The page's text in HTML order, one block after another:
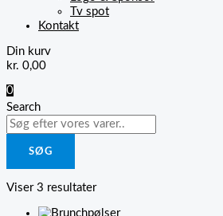
Tv spot
Kontakt
Din kurv
kr. 0,00
0
Search
SØG
Viser 3 resultater